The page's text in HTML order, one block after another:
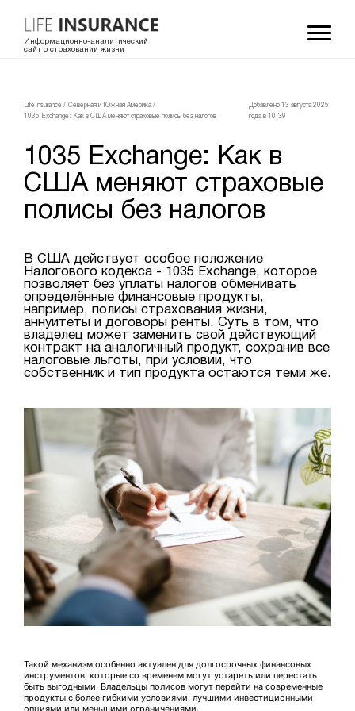
Информационно-аналитический
сайт о страховании жизни
LifeInsurance / Северная и Южная Америка /
1035 Exchange: Как в США меняют страховые полисы без налогов
Добавлено 13 августа 2025
года в 10:39
1035 Exchange: Как в
США меняют страховые
полисы без налогов
В США действует особое положение
Налогового кодекса - 1035 Exchange, которое
позволяет без уплаты налогов обменивать
определённые финансовые продукты,
например, полисы страхования жизни,
аннуитеты и договоры ренты. Суть в том, что
владелец может заменить свой действующий
контракт на аналогичный продукт, сохранив все
налоговые льготы, при условии, что
собственник и тип продукта остаются теми же.
Такой механизм особенно актуален для долгосрочных финансовых
инструментов, которые со временем могут устареть или перестать
быть выгодными. Владельцы полисов могут перейти на современные
продукты с более гибкими условиями, лучшими инвестиционными
опциями или меньшими ограничениями.